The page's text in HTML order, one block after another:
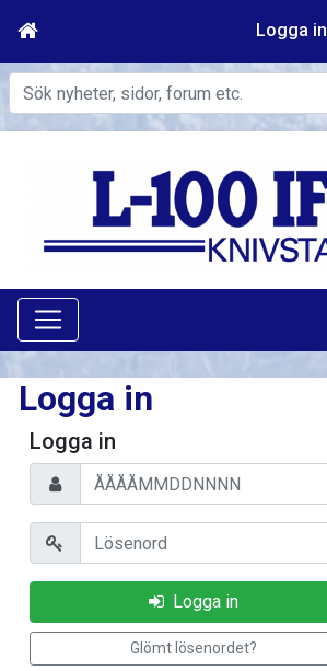
Logga in
Logga in
Logga in
Personnummer
Lösenord
Logga in
Glömt lösenordet?